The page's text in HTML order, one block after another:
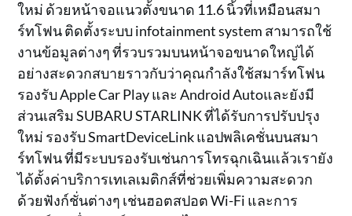
ใหม่ ด้วยหน้าจอแนวตั้งขนาด 11.6 นิ้วที่เหมือนสมา
ร์ทโฟน ติดตั้งระบบ infotainment system สามารถใช้
งานข้อมูลต่างๆ ที่รวบรวมบนหน้าจอขนาดใหญ่ได้
อย่างสะดวกสบายราวกับว่าคุณกำลังใช้สมาร์ทโฟน
รองรับ Apple Car Play และ Android Autoและยังมี
ส่วนเสริม SUBARU STARLINK ที่ได้รับการปรับปรุง
ใหม่ รองรับ SmartDeviceLink แอปพลิเคชั่นบนสมา
ร์ทโฟน ที่มีระบบรองรับเช่นการโทรฉุกเฉินแล้วเรายัง
ได้ตั้งค่าบริการเทเลเมติกส์ที่ช่วยเพิ่มความสะดวก
ด้วยฟังก์ชั่นต่างๆ เช่นฮอตสปอต Wi-Fi และการ